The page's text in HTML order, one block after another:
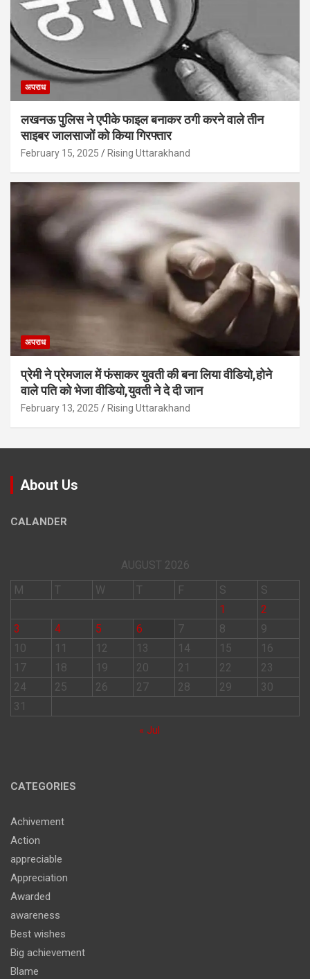
अपराध
लखनऊ पुलिस ने एपीके फाइल बनाकर ठगी करने वाले तीन
साइबर जालसाजों को किया गिरफ्तार
February 15, 2025 Rising Uttarakhand
अपराध
प्रेमी ने प्रेमजाल में फंसाकर युवती की बना लिया वीडियो,होने
वाले पत‍ि को भेजा वीड‍ियो,युवती ने दे दी जान
February 13, 2025 Rising Uttarakhand
About Us
CALANDER
AUGUST 2026
M
T W T F S
S
1
2
3
4 5 6 7 8
9
10
11 12 13 14 15
16
17
18 19 20 21 22
23
24
25 26 27 28 29
30
31
« Jul
CATEGORIES
Achivement
Action
appreciable
Appreciation
Awarded
awareness
Best wishes
Big achievement
Blame